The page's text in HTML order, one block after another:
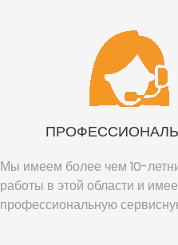
Мы имеем более чем 10-
работы в этой области и
профессиональную